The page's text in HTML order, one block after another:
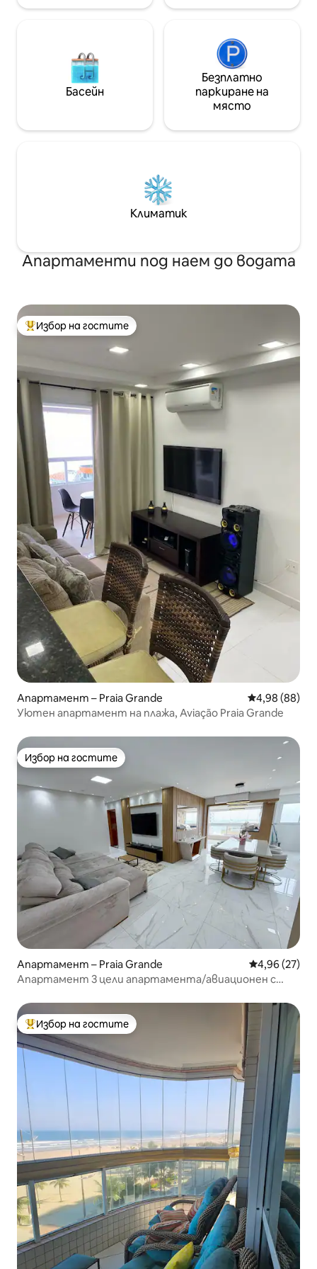
Басейн
Безплатно
паркиране на
място
Климатик
Апартаменти под наем до водата
Най-популярен избор на гостите
Избор на гостите
Апартамент – Praia Grande Средна
4,98 (88)
Уютен апартамент на плажа, Aviação Praia Grande
Избор на гостите
Избор на гостите
Апартамент – Praia Grande Средна
4,96 (27)
Апартамент 3 цели апартамента/авиационен с
Най-популярен избор на гостите
Избор на гостите